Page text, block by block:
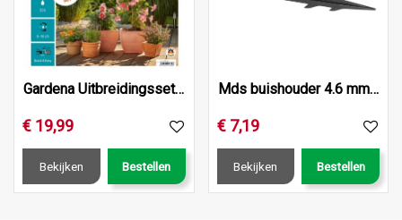
Gardena Uitbreidingsset terras/balkon
€ 19,99
Bekijken Bestellen
Mds buishouder 4.6 mm (3/16)
€ 7,19
Bekijken Bestellen